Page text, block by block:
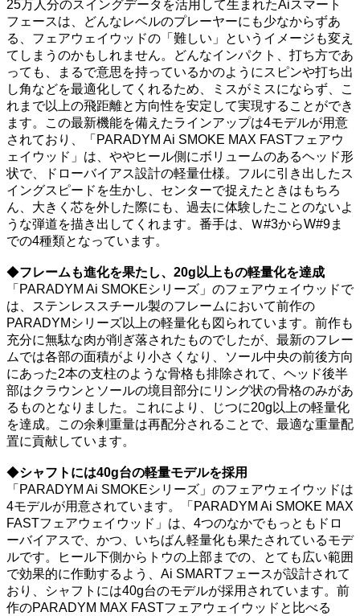
25万人分のスイングデータを活用して生まれたAiスマート
フェースは、どんなレベルのプレーヤーにも少なからずあ
る、フェアウェイウッドの「難しい」というイメージも変え
てしまうのかもしれません。どんなインパクト、打ち方であ
っても、まるで意思を持っているかのようにスピンや打ち出
し角などを最適化してくれるため、ミスがミスにならず、こ
れまで以上の飛距離と方向性を安定して実現することができ
ます。この最新機能を備えたラインアップは4モデルが用意
されており、「PARADYM Ai SMOKE MAX FASTフェアウ
ェイウッド」は、ややヒール側にボリュームのあるヘッド形
状で、ドローバイアス設計の軽量仕様。フルに引き出したス
イングスピードを生かし、センターで捉えたときはもちろ
ん、大きく芯を外した際にも、過去に体験したことのないよ
うな弾道を描き出してくれます。番手は、Ｗ#3からW#9ま
での4種類となっています。
◆フレームも進化を果たし、20g以上もの軽量化を達成
「PARADYM Ai SMOKEシリーズ」のフェアウェイウッドで
は、ステンレススチール製のフレームにおいて前作の
PARADYMシリーズ以上の軽量化も図られています。前作も
充分に無駄な肉が削ぎ落されたものでしたが、最新のフレー
ムでは各部の面積がより小さくなり、ソール中央の前後方向
にあった2本の支柱のような骨格も排除されて、ヘッド後半
部はクラウンとソールの境目部分にリング状の骨格のみがあ
るものとなりました。これにより、じつに20g以上の軽量化
を達成。この余剰重量は再配分されることで、最適な重量配
置に貢献しています。
◆シャフトには40g台の軽量モデルを採用
「PARADYM Ai SMOKEシリーズ」のフェアウェイウッドは
4モデルが用意されています。「PARADYM Ai SMOKE MAX
FASTフェアウェイウッド」は、4つのなかでもっともドロ
ーバイアスで、かつ、いちばん軽量化も果たされているモデ
ルです。ヒール下側からトウの上部までの、とても広い範囲
で効果的に作動するよう、Ai SMARTフェースが設計されて
おり、シャフトには40g台のモデルが採用されています。前
作のPARADYM MAX FASTフェアウェイウッドと比べる